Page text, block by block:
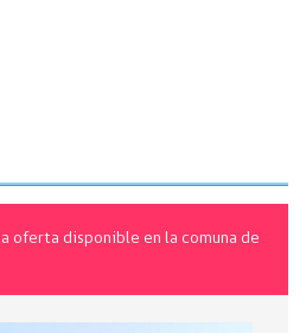
oferta disponible en la comuna de